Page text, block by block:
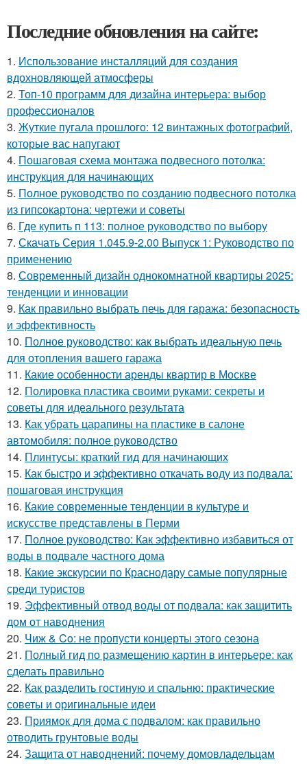
Последние обновления на сайте:
1. Использование инсталляций для создания
вдохновляющей атмосферы
2. Топ-10 программ для дизайна интерьера: выбор
профессионалов
3. Жуткие пугала прошлого: 12 винтажных фотографий,
которые вас напугают
4. Пошаговая схема монтажа подвесного потолка:
инструкция для начинающих
5. Полное руководство по созданию подвесного потолка
из гипсокартона: чертежи и советы
6. Где купить п 113: полное руководство по выбору
7. Скачать Серия 1.045.9-2.00 Выпуск 1: Руководство по
применению
8. Современный дизайн однокомнатной квартиры 2025:
тенденции и инновации
9. Как правильно выбрать печь для гаража: безопасность
и эффективность
10. Полное руководство: как выбрать идеальную печь
для отопления вашего гаража
11. Какие особенности аренды квартир в Москве
12. Полировка пластика своими руками: секреты и
советы для идеального результата
13. Как убрать царапины на пластике в салоне
автомобиля: полное руководство
14. Плинтусы: краткий гид для начинающих
15. Как быстро и эффективно откачать воду из подвала:
пошаговая инструкция
16. Какие современные тенденции в культуре и
искусстве представлены в Перми
17. Полное руководство: Как эффективно избавиться от
воды в подвале частного дома
18. Какие экскурсии по Краснодару самые популярные
среди туристов
19. Эффективный отвод воды от подвала: как защитить
дом от наводнения
20. Чиж & Co: не пропусти концерты этого сезона
21. Полный гид по размещению картин в интерьере: как
сделать правильно
22. Как разделить гостиную и спальню: практические
советы и оригинальные идеи
23. Приямок для дома с подвалом: как правильно
отводить грунтовые воды
24. Защита от наводнений: почему домовладельцам